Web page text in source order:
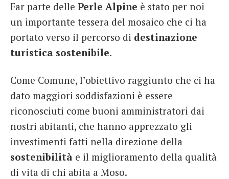
Far parte delle Perle Alpine è stato per noi
un importante tessera del mosaico che ci ha
portato verso il percorso di destinazione
turistica sostenibile.
Come Comune, l’obiettivo raggiunto che ci ha
dato maggiori soddisfazioni è essere
riconosciuti come buoni amministratori dai
nostri abitanti, che hanno apprezzato gli
investimenti fatti nella direzione della
sostenibilità e il miglioramento della qualità
di vita di chi abita a Moso.